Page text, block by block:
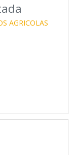
AGRICOLAS